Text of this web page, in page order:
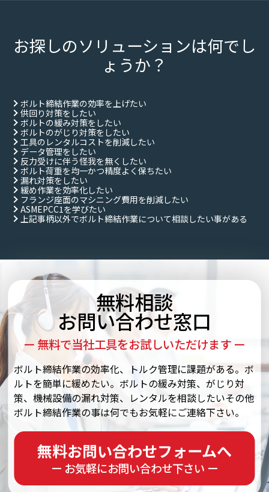
お探しのソリューションは何でし
ょうか？
ボルト締結作業の効率を上げたい
供回り対策をしたい
ボルトの緩み対策をしたい
ボルトのがじり対策をしたい
工具のレンタルコストを削減したい
データ管理をしたい
反力受けに伴う怪我を無くしたい
ボルト荷重を均一かつ精度よく保ちたい
漏れ対策をしたい
緩め作業を効率化したい
フランジ座面のマシニング費用を削減したい
ASMEPCC1を学びたい
上記事柄以外でボルト締結作業について相談したい事がある
無料相談
お問い合わせ窓口
ー 無料で当社工具をお試しいただけます ー
ボルト締結作業の効率化、トルク管理に課題がある。ボ
ルトを簡単に緩めたい。ボルトの緩み対策、がじり対
策、機械設備の漏れ対策、レンタルを相談したいその他
ボルト締結作業の事は何でもお気軽にご連絡下さい。
無料お問い合わせフォームへ
ー お気軽にお問い合わせ下さい ー